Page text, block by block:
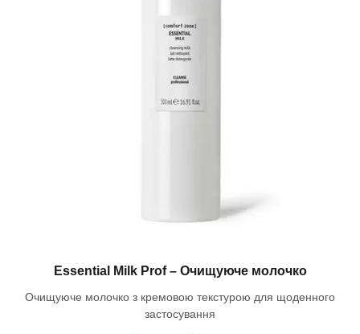
Essential Milk Prof – Очищуюче молочко
Очищуюче молочко з кремовою текстурою для щоденного
застосування